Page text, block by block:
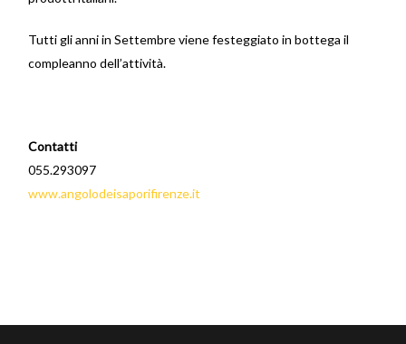
Tutti gli anni in Settembre viene festeggiato in bottega il
compleanno dell’attività.
Contatti
055.293097
www.angolodeisaporifirenze.it